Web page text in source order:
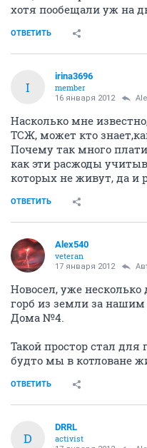
хотя пообещали уж на
ОТВЕТИТЬ
I
irina3696
member
16 января 2012
Насколько мне
ТСЖ, может кто
Почему так много
как эти расжоды
которых не живут, да и
ОТВЕТИТЬ
Alex540
veteran
17 января 2012
Новосел, уже несколько
горб из земли за
Дома №4.
Такой простор стал для
будто мы в котловане
ОТВЕТИТЬ
D
DRRL
activist